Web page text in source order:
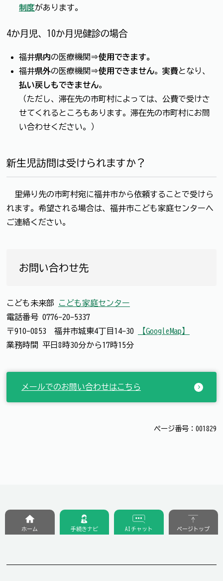
制度があります。
4か月児、10か月児健診の場合
福井県内の医療機関⇒使用できます。
福井県外の医療機関⇒使用できません。 実費となり、
払い戻しもできません。
（ただし、滞在先の市町村によっては、公費で受けさ
せてくれるところもあります。滞在先の市町村にお問
い合わせください。）
新生児訪問は受けられますか？
里帰り先の市町村宛に福井市から依頼することで受けら
れます。希望される場合は、福井市こども家庭センターへ
ご連絡ください。
お問い合わせ先
こども未来部
こども家庭センター
電話番号 0776-20-5337
〒910-0853 福井市城東4丁目14-30
【GoogleMap】
業務時間 平日8時30分から17時15分
メールでのお問い合わせはこちら
ページ番号：001829
ホーム 手続きナビ AIチャット ページトップ